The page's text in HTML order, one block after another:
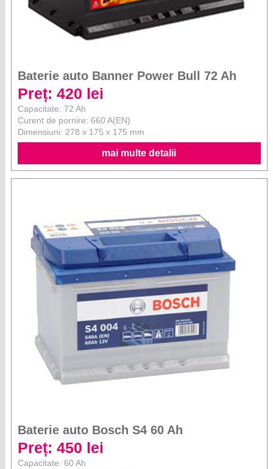
Baterie auto Banner Power Bull 72 Ah
Preț: 420 lei
Capacitate: 72 Ah
Curent de pornire: 660 A(EN)
Dimensiuni: 278 x 175 x 175 mm
mai multe detalii
Baterie auto Bosch S4 60 Ah
Preț: 450 lei
Capacitate: 60 Ah